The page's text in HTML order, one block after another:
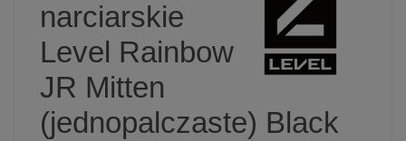
narciarskie
Level Rainbow
JR Mitten
(jednopalczaste) Black